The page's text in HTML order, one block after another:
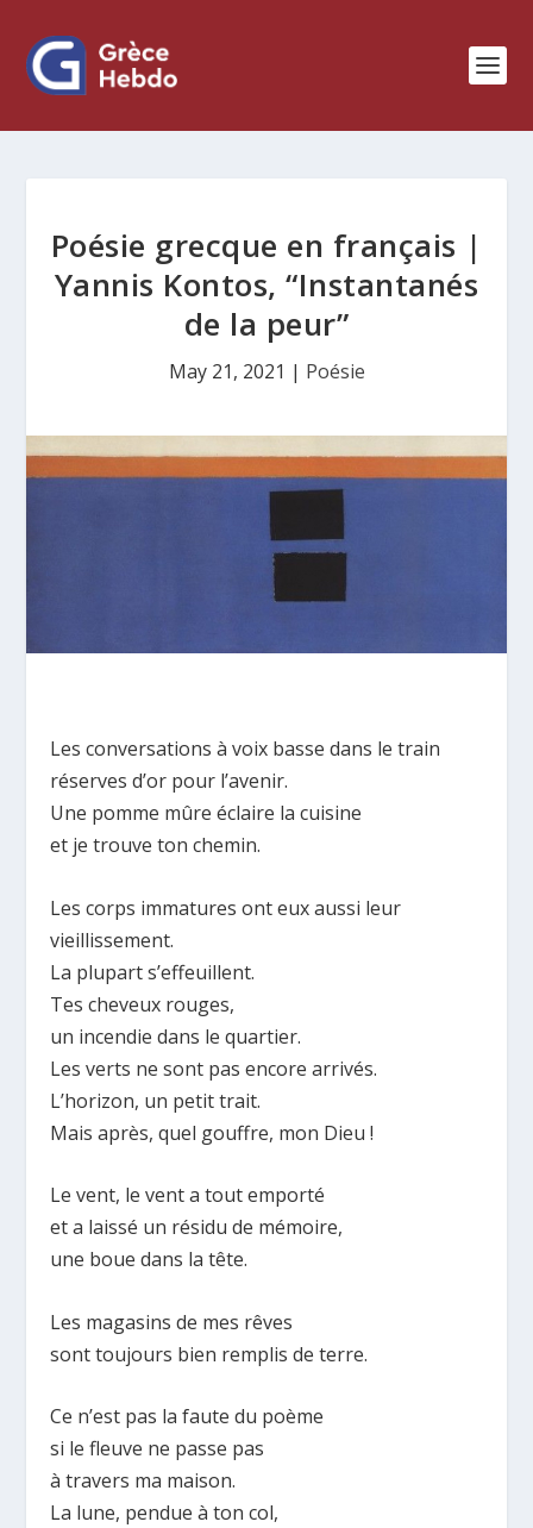
Poésie grecque en français |
Yannis Kontos, “Instantanés
de la peur”
May 21, 2021 | Poésie
Les conversations à voix basse dans le train
réserves d’or pour l’avenir.
Une pomme mûre éclaire la cuisine
et je trouve ton chemin.
Les corps immatures ont eux aussi leur
vieillissement.
La plupart s’effeuillent.
Tes cheveux rouges,
un incendie dans le quartier.
Les verts ne sont pas encore arrivés.
L’horizon, un petit trait.
Mais après, quel gouffre, mon Dieu !
Le vent, le vent a tout emporté
et a laissé un résidu de mémoire,
une boue dans la tête.
Les magasins de mes rêves
sont toujours bien remplis de terre.
Ce n’est pas la faute du poème
si le fleuve ne passe pas
à travers ma maison.
La lune, pendue à ton col,